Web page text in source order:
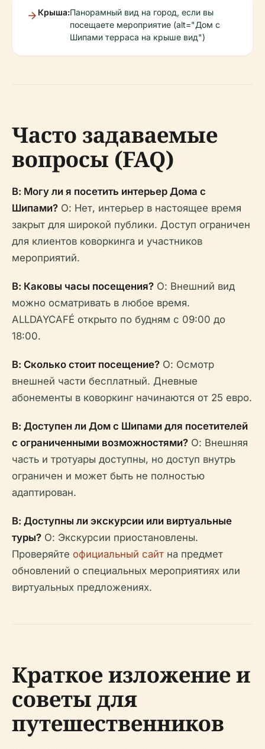
Крыша:Панорамный вид на город, если вы
посещаете мероприятие (alt="Дом с
Шипами терраса на крыше вид")
Часто задаваемые
вопросы (FAQ)
В: Могу ли я посетить интерьер Дома с
Шипами? О: Нет, интерьер в настоящее время
закрыт для широкой публики. Доступ ограничен
для клиентов коворкинга и участников
мероприятий.
В: Каковы часы посещения? О: Внешний вид
можно осматривать в любое время.
ALLDAYCAFÉ открыто по будням с 09:00 до
18:00.
В: Сколько стоит посещение? О: Осмотр
внешней части бесплатный. Дневные
абонементы в коворкинг начинаются от 25 евро.
В: Доступен ли Дом с Шипами для посетителей
с ограниченными возможностями? О: Внешняя
часть и тротуары доступны, но доступ внутрь
ограничен и может быть не полностью
адаптирован.
В: Доступны ли экскурсии или виртуальные
туры? О: Экскурсии приостановлены.
Проверяйте официальный сайт на предмет
обновлений о специальных мероприятиях или
виртуальных предложениях.
Краткое изложение и
советы для
путешественников